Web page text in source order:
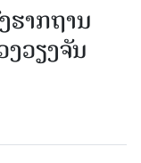
ຮາກຖານ
ວຽງຈັນ